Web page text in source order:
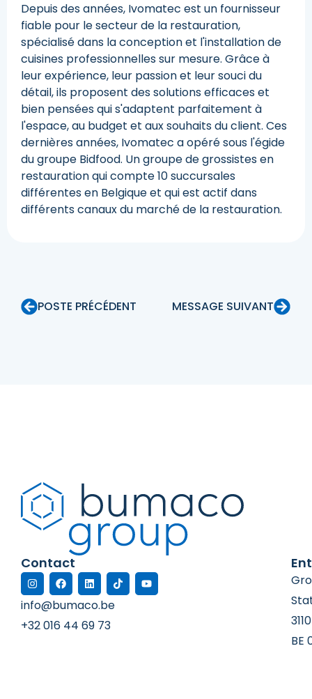
Depuis des années, Ivomatec est un fournisseur
fiable pour le secteur de la restauration,
spécialisé dans la conception et l'installation de
cuisines professionnelles sur mesure. Grâce à
leur expérience, leur passion et leur souci du
détail, ils proposent des solutions efficaces et
bien pensées qui s'adaptent parfaitement à
l'espace, au budget et aux souhaits du client. Ces
dernières années, Ivomatec a opéré sous l'égide
du groupe Bidfood. Un groupe de grossistes en
restauration qui compte 10 succursales
différentes en Belgique et qui est actif dans
différents canaux du marché de la restauration.
POSTE PRÉCÉDENT MESSAGE SUIVANT
Contact
info@bumaco.be
+32 016 44 69 73
BE